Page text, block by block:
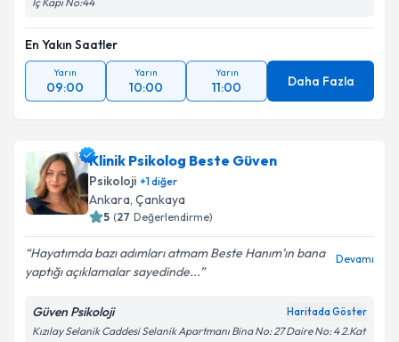
En Yakın Saatler
Yarın
09:00
Yarın
10:00
Yarın
11:00 Daha Fazla
Klinik Psikolog Beste Güven
Psikoloji +1diğer
Ankara, Çankaya
5 (27 Değerlendirme)
Hayatımda bazı adımları atmam Beste Hanım’ın bana
yaptığı açıklamalar sayedinde...
Devamı
Güven Psikoloji Haritada Göster
Kızılay Selanik Caddesi Selanik Apartmanı Bina No: 27 Daire No: 4 2.Kat